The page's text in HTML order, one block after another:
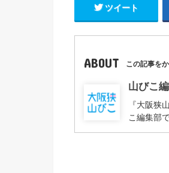
ツイート
ABOUT この記事を
山びこ
『大阪狭
こ編集部で